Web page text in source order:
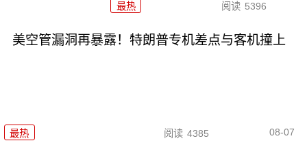
最热 阅读 5396
美空管漏洞再暴露！特朗普专机差点与客机撞上
最热 阅读 4385 08-07